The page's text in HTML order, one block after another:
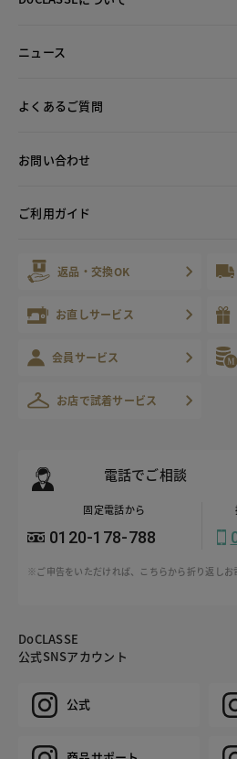
ニュース
よくあるご質問
お問い合わせ
ご利用ガイド
返品・交換OK
お直しサービス
会員サービス
お店で試着サービス
電話でご相談
固定電話から
0120-178-788
※ご申告をいただければ、こちらから折り返しお
DoCLASSE
公式SNSアカウント
公式